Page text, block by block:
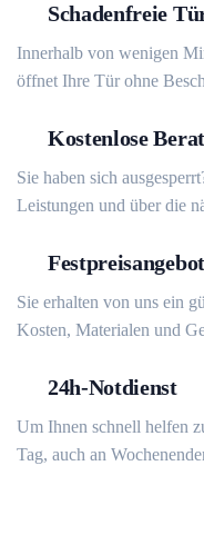
Schadenfreie
Innerhalb von wenigen
öffnet Ihre Tür ohne
Kostenlose
Sie haben sich
Leistungen und über die
Festpreisangebot
Sie erhalten von uns ein
Kosten, Materialen und
24h-Notdienst
Um Ihnen schnell helfen
Tag, auch an